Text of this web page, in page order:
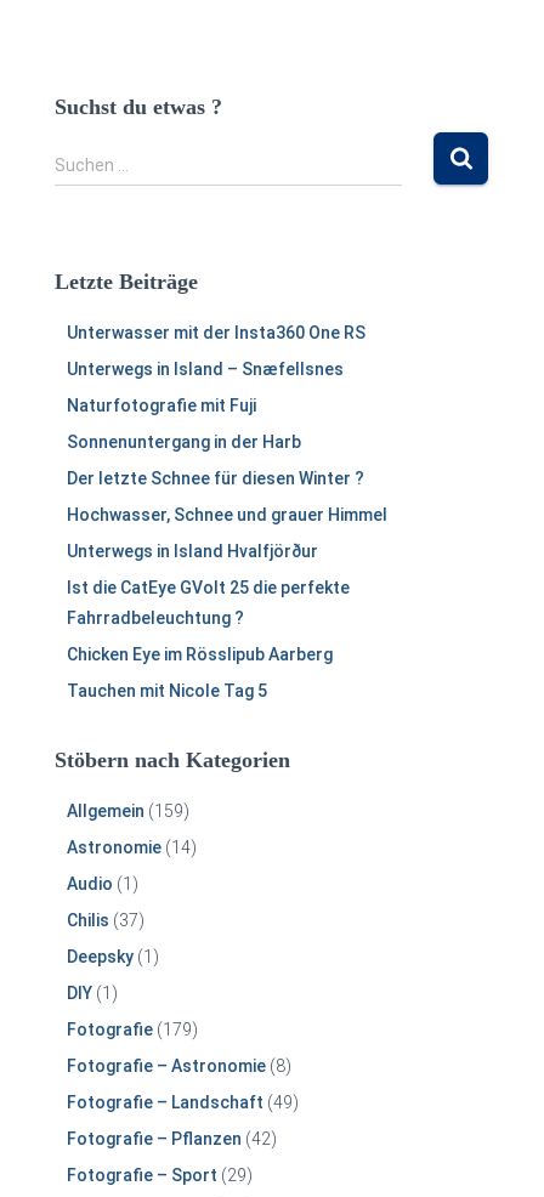
Suchst du etwas ?
S
u
n
Suchen …
Letzte Beiträge
Unterwasser mit der Insta360 One RS
Unterwegs in Island – Snæfellsnes
Naturfotografie mit Fuji
Sonnenuntergang in der Harb
Der letzte Schnee für diesen Winter ?
Hochwasser, Schnee und grauer Himmel
Unterwegs in Island Hvalfjörður
Ist die CatEye GVolt 25 die perfekte
Fahrradbeleuchtung ?
Chicken Eye im Rösslipub Aarberg
Tauchen mit Nicole Tag 5
Stöbern nach Kategorien
Allgemein (159)
Astronomie (14)
Audio (1)
Chilis (37)
Deepsky (1)
DIY (1)
Fotografie (179)
Fotografie – Astronomie (8)
Fotografie – Landschaft (49)
Fotografie – Pflanzen (42)
Fotografie – Sport (29)